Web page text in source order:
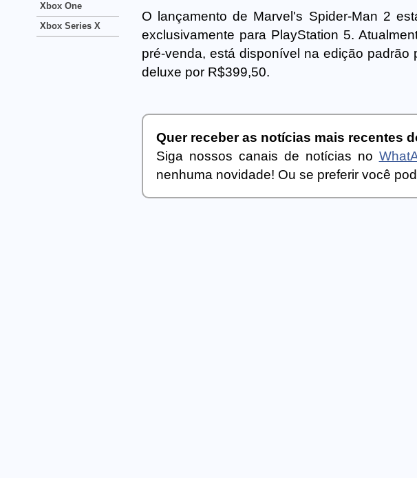
O lançamento de Marvel's Spider-Man 2
exclusivamente para PlayStation 5.
pré-venda, está disponível na edição
deluxe por R$399,50.
Quer receber as notícias mais recentes
Siga nossos canais de notícias no
nenhuma novidade! Ou se preferir você
Xbox One
Xbox Series X